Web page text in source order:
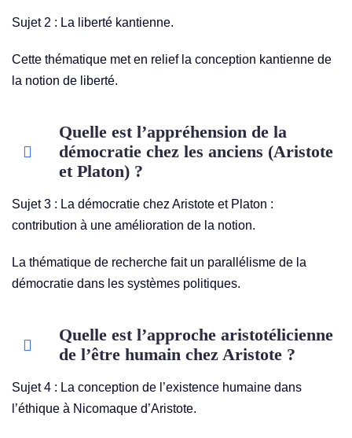
Sujet 2 : La liberté kantienne.
Cette thématique met en relief la conception kantienne de
la notion de liberté.
Quelle est l’appréhension de la
démocratie chez les anciens (Aristote
et Platon) ?
Sujet 3 : La démocratie chez Aristote et Platon :
contribution à une amélioration de la notion.
La thématique de recherche fait un parallélisme de la
démocratie dans les systèmes politiques.
Quelle est l’approche aristotélicienne
de l’être humain chez Aristote ?
Sujet 4 : La conception de l’existence humaine dans
l’éthique à Nicomaque d’Aristote.